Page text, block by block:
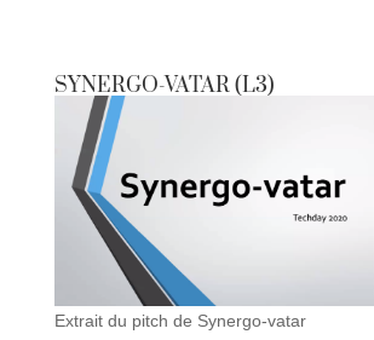
SYNERGO-VATAR (L3)
Extrait du pitch de Synergo-vatar